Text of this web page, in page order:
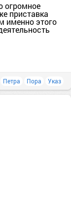
огромное
приставка
именно этого
Петра Пора Указ